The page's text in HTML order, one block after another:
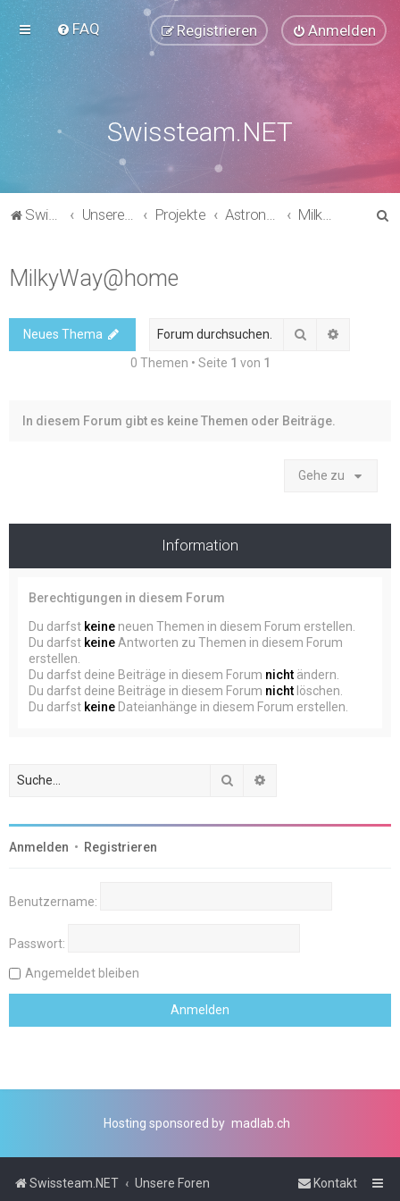
FAQ Anmelden
Registrieren
Swissteam.NET
Swissteam.NET Unsere Foren Projekte Astronomie, Chemie & Physik MilkyWay@home
MilkyWay@home
Neues Thema Suche
0 Themen • Seite 1 von 1
In diesem Forum gibt es keine Themen oder Beiträge.
Gehe zu
Information
Berechtigungen in diesem Forum
Du darfst keine neuen Themen in diesem Forum erstellen.
Du darfst keine Antworten zu Themen in diesem Forum
erstellen.
Du darfst deine Beiträge in diesem Forum nicht ändern.
Du darfst deine Beiträge in diesem Forum nicht löschen.
Du darfst keine Dateianhänge in diesem Forum erstellen.
Suche
Anmelden • Registrieren
Benutzername:
Passwort:
Angemeldet bleiben
Hosting sponsored by madlab.ch
Swissteam.NET Unsere Foren Kontakt